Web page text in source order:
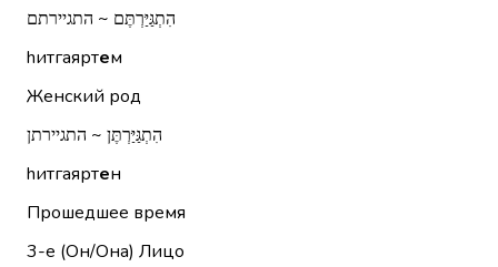
הִתְגַּיַּרְתֶּם ~ התגיירתם
hитгаяртем
Женский род
הִתְגַּיַּרְתֶּן ~ התגיירתן
hитгаяртен
Прошедшее время
3-е (Он/Она) Лицо